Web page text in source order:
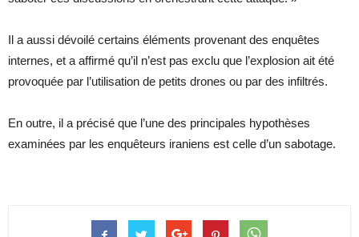
Il a aussi dévoilé certains éléments provenant des enquêtes
internes, et a affirmé qu’il n’est pas exclu que l’explosion ait été
provoquée par l’utilisation de petits drones ou par des infiltrés.
En outre, il a précisé que l’une des principales hypothèses
examinées par les enquêteurs iraniens est celle d’un sabotage.